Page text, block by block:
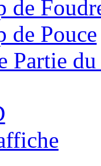
de
de Pouce
Partie